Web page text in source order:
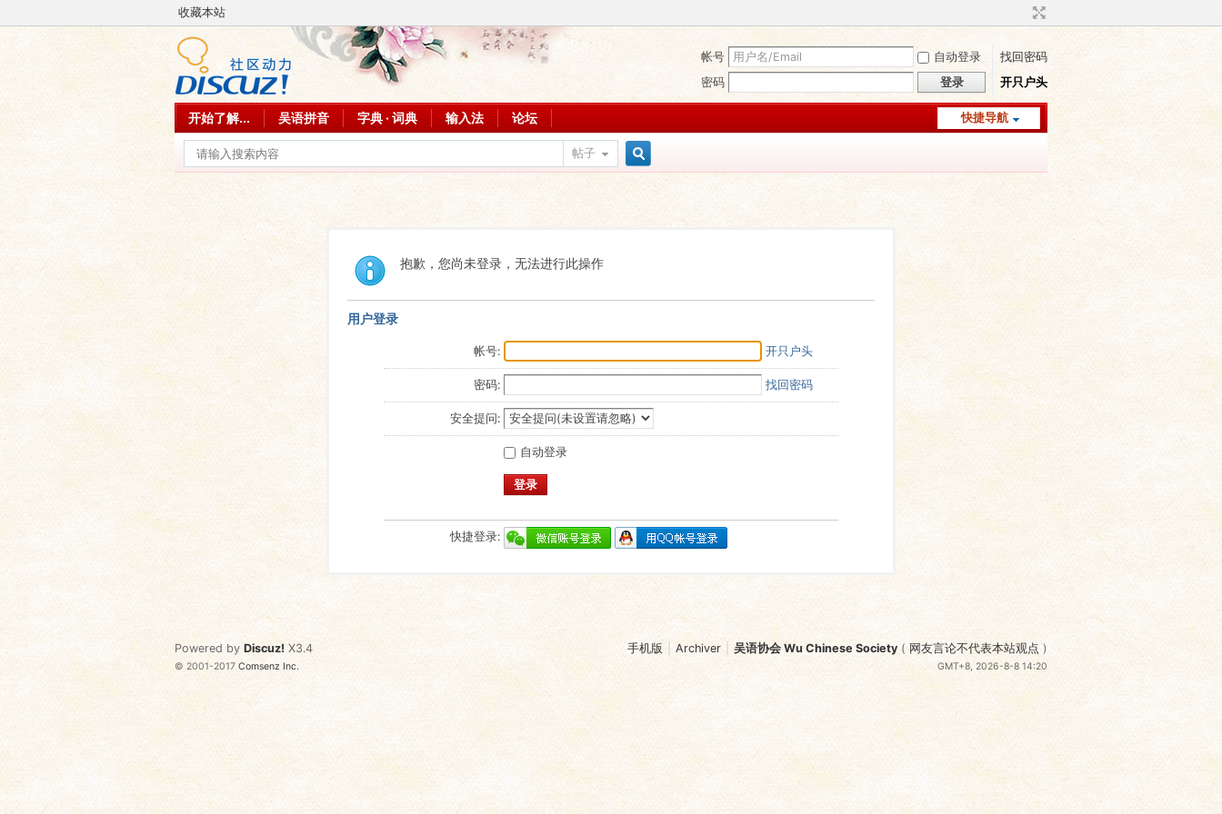
收藏本站
帐号 自动登录
找回密码
密码
登录 开只户头
快捷导航
开始了解... 吴语拼音 字典 · 词典 输入法 论坛
帖子
抱歉，您尚未登录，无法进行此操作
用户登录
帐号: 开只户头
密码: 找回密码
安全提问:
自动登录
登录
快捷登录:
手机版 Archiver 吴语协会 Wu Chinese Society ( 网友言论不代表本站观点 )
GMT+8, 2026-8-8 14:20
Powered by Discuz! X3.4
© 2001-2017Comsenz Inc.